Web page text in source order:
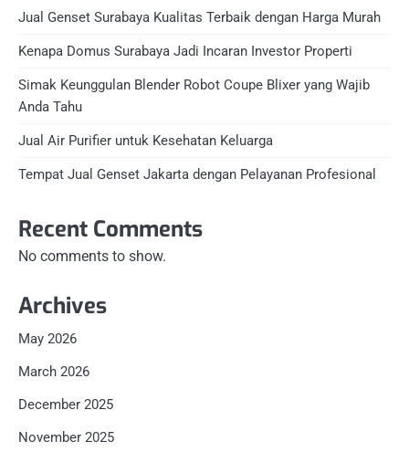
Jual Genset Surabaya Kualitas Terbaik dengan Harga Murah
Kenapa Domus Surabaya Jadi Incaran Investor Properti
Simak Keunggulan Blender Robot Coupe Blixer yang Wajib
Anda Tahu
Jual Air Purifier untuk Kesehatan Keluarga
Tempat Jual Genset Jakarta dengan Pelayanan Profesional
Recent Comments
No comments to show.
Archives
May 2026
March 2026
December 2025
November 2025